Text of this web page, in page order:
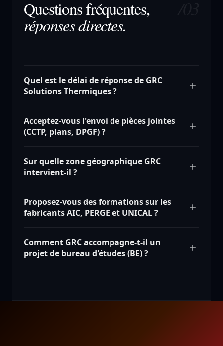
Questions fréquentes,
réponses directes.
Quel est le délai de réponse de GRC
Solutions Thermiques ?
Acceptez-vous l'envoi de pièces jointes
(CCTP, plans, DPGF) ?
Sur quelle zone géographique GRC
intervient-il ?
Proposez-vous des formations sur les
fabricants AIC, PERGE et UNICAL ?
Comment GRC accompagne-t-il un
projet de bureau d'études (BE) ?